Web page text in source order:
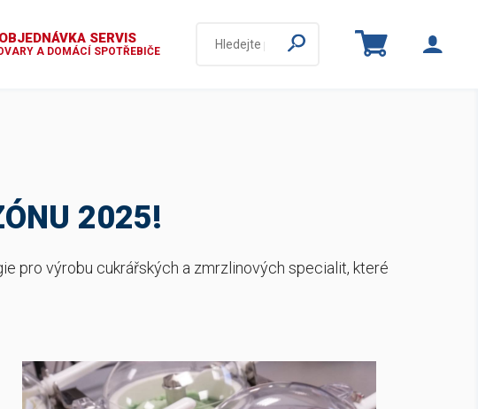
OBJEDNÁVKA SERVIS
A DOMÁCÍ SPOTŘEBIČE
2025!
pro výrobu cukrářských a zmrzlinových specialit, které